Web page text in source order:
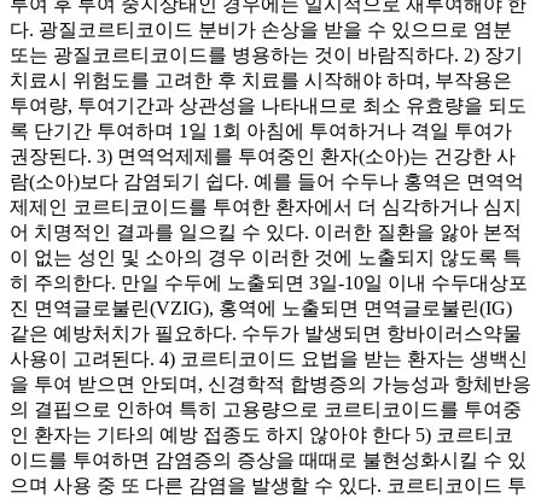
다. 광질코르티코이드 분비가 손상을 받을 수 있으므로 염분
또는 광질코르티코이드를 병용하는 것이 바람직하다. 2) 장기
치료시 위험도를 고려한 후 치료를 시작해야 하며, 부작용은
투여량, 투여기간과 상관성을 나타내므로 최소 유효량을 되도
록 단기간 투여하며 1일 1회 아침에 투여하거나 격일 투여가
권장된다. 3) 면역억제제를 투여중인 환자(소아)는 건강한 사
람(소아)보다 감염되기 쉽다. 예를 들어 수두나 홍역은 면역억
제제인 코르티코이드를 투여한 환자에서 더 심각하거나 심지
어 치명적인 결과를 일으킬 수 있다. 이러한 질환을 앓아 본적
이 없는 성인 및 소아의 경우 이러한 것에 노출되지 않도록 특
히 주의한다. 만일 수두에 노출되면 3일-10일 이내 수두대상포
진 면역글로불린(VZIG), 홍역에 노출되면 면역글로불린(IG)
같은 예방처치가 필요하다. 수두가 발생되면 항바이러스약물
사용이 고려된다. 4) 코르티코이드 요법을 받는 환자는 생백신
을 투여 받으면 안되며, 신경학적 합병증의 가능성과 항체반응
의 결핍으로 인하여 특히 고용량으로 코르티코이드를 투여중
인 환자는 기타의 예방 접종도 하지 않아야 한다 5) 코르티코
이드를 투여하면 감염증의 증상을 때때로 불현성화시킬 수 있
으며 사용 중 또 다른 감염을 발생할 수 있다. 코르티코이드 투